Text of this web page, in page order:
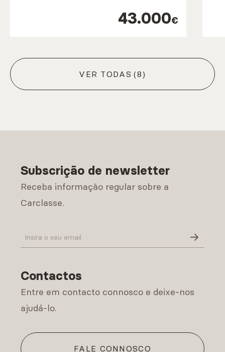
43.000€
VER TODAS (8)
Subscrição de newsletter
Receba informação regular sobre a
Carclasse.
Contactos
Entre em contacto connosco e deixe-nos
ajudá-lo.
FALE CONNOSCO